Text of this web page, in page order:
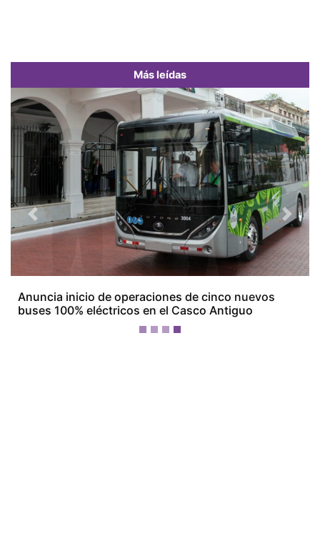
Más leídas
Devuelven a Colombia a un hombre que
transportaba 16 kilos de oro no declarados
Previous Next